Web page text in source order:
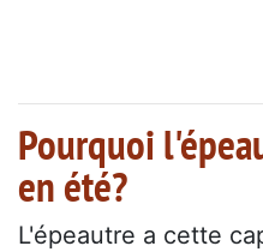
Pourquoi
en été?
L'épeautre a cette